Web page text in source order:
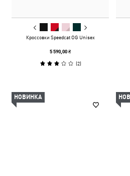
Кроссовки Speedcat OG Unisex
5 590,00 ₴
(2)
НОВИНКА